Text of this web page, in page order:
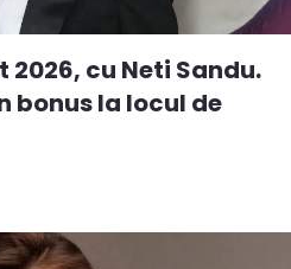
cu Neti Sandu.
bonus la locul de